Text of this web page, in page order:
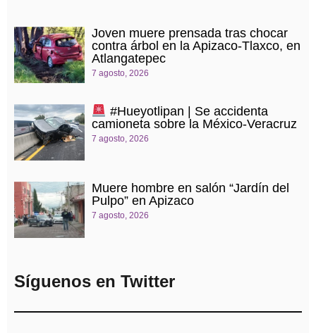
Joven muere prensada tras chocar
contra árbol en la Apizaco-Tlaxco, en
Atlangatepec
7 agosto, 2026
#Hueyotlipan | Se accidenta
camioneta sobre la México-Veracruz
7 agosto, 2026
Muere hombre en salón “Jardín del
Pulpo” en Apizaco
7 agosto, 2026
Síguenos en Twitter